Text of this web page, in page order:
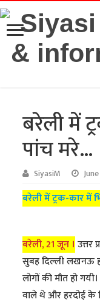
बरेली में
पांच मरे…
SiyasiM
बरेली में ट्रक-कार में
बरेली, 21 जून । उत्तर
सुबह दिल्ली लखनऊ
लाेगों की मौत हो
वाले थे और हरदोई के